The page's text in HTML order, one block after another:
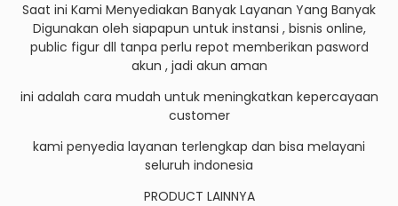
Saat ini Kami Menyediakan Banyak Layanan Yang Banyak
Digunakan oleh siapapun untuk instansi , bisnis online,
public figur dll tanpa perlu repot memberikan pasword
akun , jadi akun aman
ini adalah cara mudah untuk meningkatkan kepercayaan
customer
kami penyedia layanan terlengkap dan bisa melayani
seluruh indonesia
PRODUCT LAINNYA